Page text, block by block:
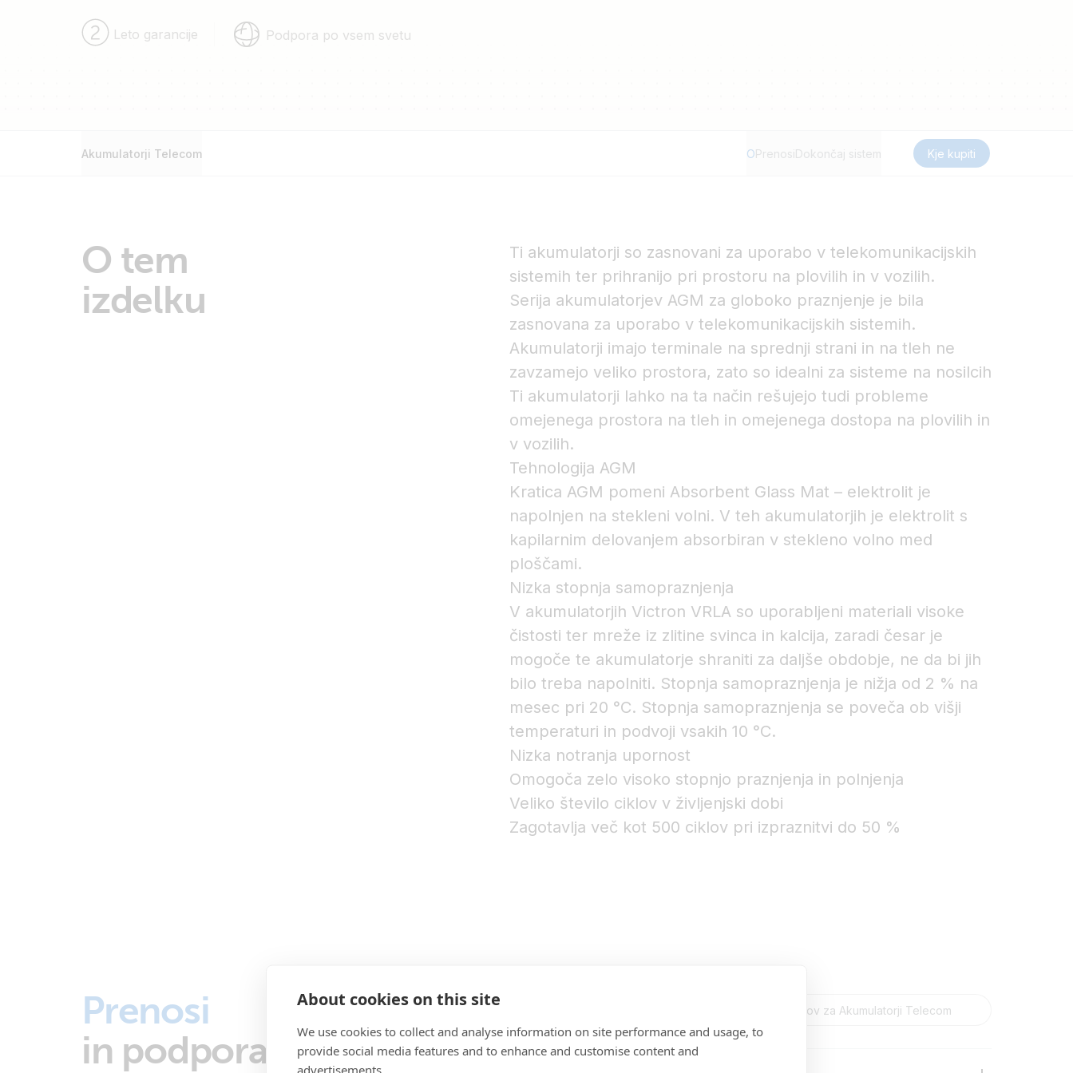
About cookies on this site
We use cookies to collect and analyse information on site performance and usage, to
provide social media features and to enhance and customise content and
advertisements.
Leto garancije Podpora po vsem svetu
Akumulatorji Telecom OPrenosiDokončaj sistem Kje kupiti
O tem
izdelku
Ti akumulatorji so zasnovani za uporabo v telekomunikacijskih
sistemih ter prihranijo pri prostoru na plovilih in v vozilih.
Serija akumulatorjev AGM za globoko praznjenje je bila
zasnovana za uporabo v telekomunikacijskih sistemih.
Akumulatorji imajo terminale na sprednji strani in na tleh ne
zavzamejo veliko prostora, zato so idealni za sisteme na nosilcih
Ti akumulatorji lahko na ta način rešujejo tudi probleme
omejenega prostora na tleh in omejenega dostopa na plovilih in
v vozilih.
Tehnologija AGM
Kratica AGM pomeni Absorbent Glass Mat – elektrolit je
napolnjen na stekleni volni. V teh akumulatorjih je elektrolit s
kapilarnim delovanjem absorbiran v stekleno volno med
ploščami.
Nizka stopnja samopraznjenja
V akumulatorjih Victron VRLA so uporabljeni materiali visoke
čistosti ter mreže iz zlitine svinca in kalcija, zaradi česar je
mogoče te akumulatorje shraniti za daljše obdobje, ne da bi jih
bilo treba napolniti. Stopnja samopraznjenja je nižja od 2 % na
mesec pri 20 °C. Stopnja samopraznjenja se poveča ob višji
temperaturi in podvoji vsakih 10 °C.
Nizka notranja upornost
Omogoča zelo visoko stopnjo praznjenja in polnjenja
Veliko število ciklov v življenjski dobi
Zagotavlja več kot 500 ciklov pri izpraznitvi do 50 %
Prenosi
in podpora